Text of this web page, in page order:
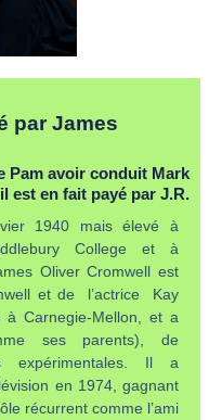
par James
Pam avoir conduit Mark
est en fait payé par J.R.
1940 mais élevé à
College et à
Oliver Cromwell est
et de l’actrice Kay
Carnegie-Mellon, et a
ses parents), de
expérimentales. Il a
en 1974, gagnant
récurrent comme l’ami